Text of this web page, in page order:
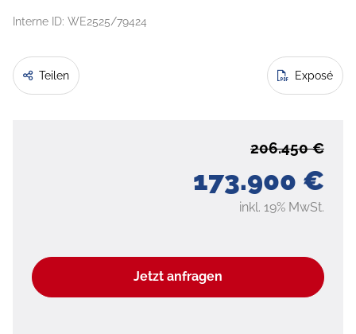
Interne ID: WE2525/79424
Teilen Exposé
173.900 €
206.450 €
inkl. 19% MwSt.
Jetzt anfragen